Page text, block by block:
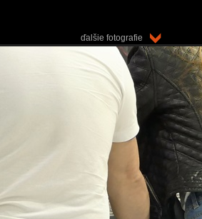
ďalšie fotografie